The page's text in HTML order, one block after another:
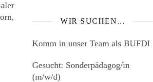
WIR SUCHEN…
Komm in unser Team als BUFDI
Gesucht: Sonderpädagog/in
(m/w/d)